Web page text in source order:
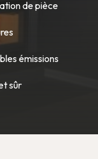
de pièce
émissions
sûr